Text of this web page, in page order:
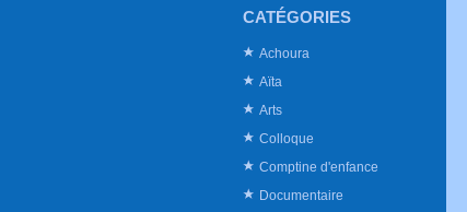
CATÉGORIES
Achoura
Aïta
Arts
Colloque
Comptine d'enfance
Documentaire